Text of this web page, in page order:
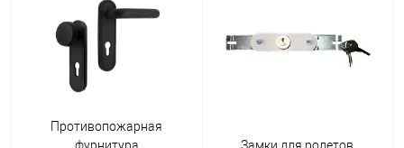
Противопожарная